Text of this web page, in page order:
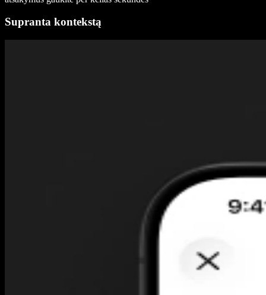
Supranta kontekstą